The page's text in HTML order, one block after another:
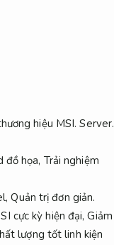
hiệu MSI.Server.
đồ họa, Trải nghiệm
Quản trị đơn giản.
cực kỳ hiện đại,Giảm
lượng tốt linh kiện